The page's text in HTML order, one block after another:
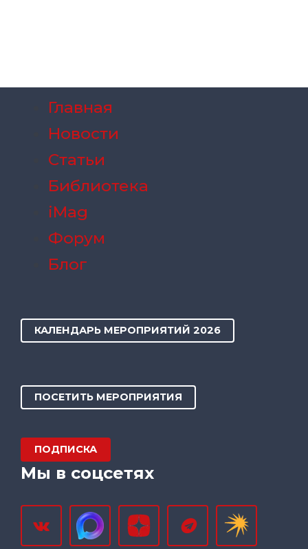
Главная
Новости
Статьи
Библиотека
iMag
Форум
Блог
КАЛЕНДАРЬ МЕРОПРИЯТИЙ 2026
ПОСЕТИТЬ МЕРОПРИЯТИЯ
ПОДПИСКА
Мы в соцсетях